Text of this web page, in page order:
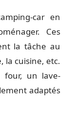
car en
Ces
la tâche au
la cuisine, etc.
four, un lave-
adaptés